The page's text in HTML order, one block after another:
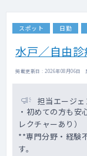
スポット 日勤
水戸／自由
掲載更新日 : 2026年08月06日
担当エージェ
・初めての方も安
レクチャーあり）
**専門分野・経験
す。